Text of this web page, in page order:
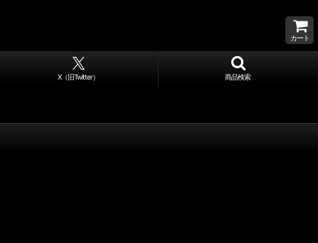
カート
X（旧Twitter） 商品検索